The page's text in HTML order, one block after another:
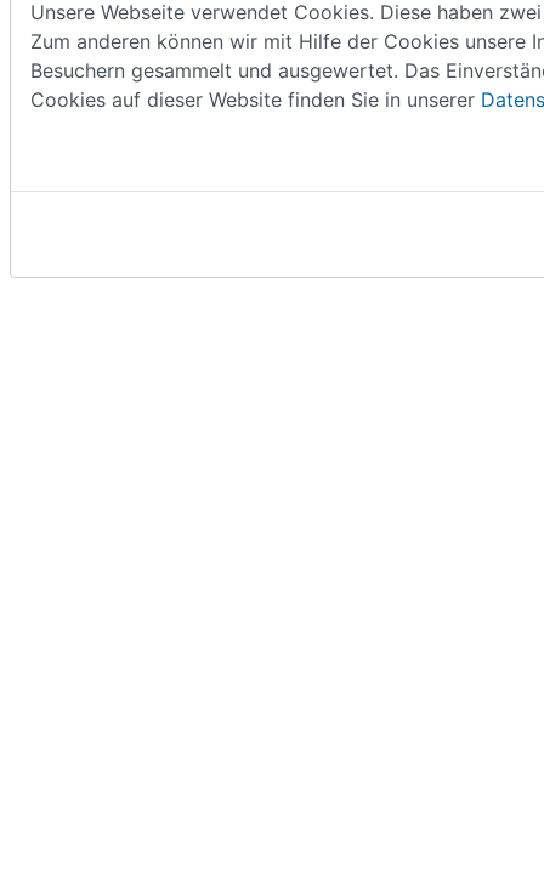
Unsere Webseite verwendet Cookies. Diese haben
Zum anderen können wir mit Hilfe der Cookies unsere
Besuchern gesammelt und ausgewertet. Das
Cookies auf dieser Website finden Sie in unserer